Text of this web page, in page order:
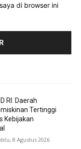
di browser ini
RI: Daerah
Tertinggi
Kebijakan
8 Agustus 2026